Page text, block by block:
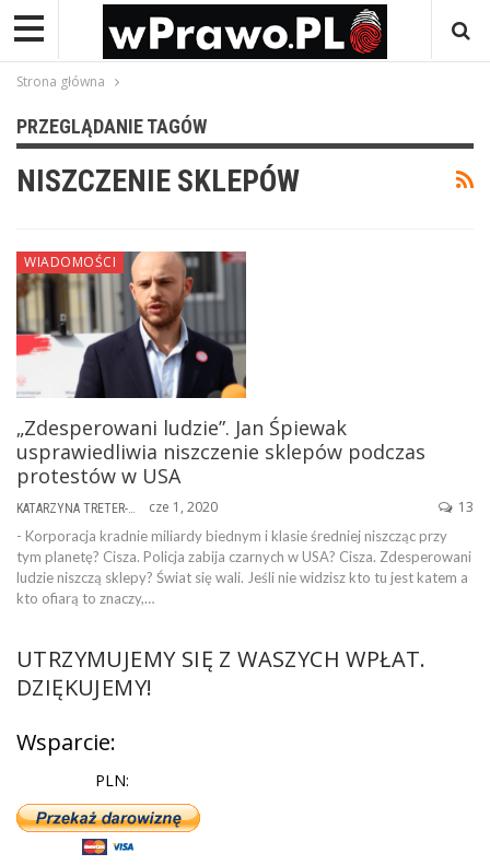
Strona główna
PRZEGLĄDANIE TAGÓW
NISZCZENIE SKLEPÓW
WIADOMOŚCI
„Zdesperowani ludzie”. Jan Śpiewak
usprawiedliwia niszczenie sklepów podczas
protestów w USA
cze 1, 2020 13
- Korporacja kradnie miliardy biednym i klasie średniej niszcząc przy
tym planetę? Cisza. Policja zabija czarnych w USA? Cisza. Zdesperowani
ludzie niszczą sklepy? Świat się wali. Jeśli nie widzisz kto tu jest katem a
kto ofiarą to znaczy,…
UTRZYMUJEMY SIĘ Z WASZYCH WPŁAT.
DZIĘKUJEMY!
Wsparcie:
PLN: